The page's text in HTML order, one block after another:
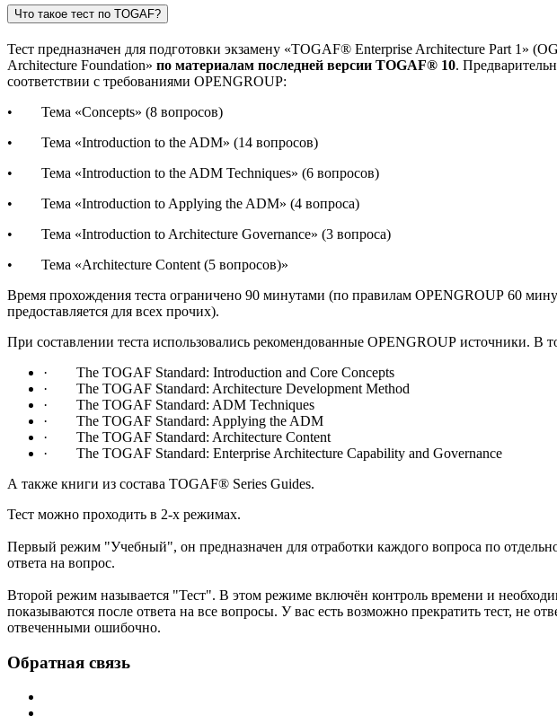
Что такое тест по TOGAF?
Тест предназначен для подготовки экзамену «TOGAF® Enterprise Architecture Part 1»
Architecture Foundation» по материалам последней версии TOGAF® 10.
соответствии с требованиями OPENGROUP:
• Тема «Concepts» (8 вопросов)
• Тема «Introduction to the ADM» (14 вопросов)
• Тема «Introduction to the ADM Techniques» (6 вопросов)
• Тема «Introduction to Applying the ADM» (4 вопроса)
• Тема «Introduction to Architecture Governance» (3 вопроса)
• Тема «Architecture Content (5 вопросов)»
Время прохождения теста ограничено 90 минутами (по правилам OPENGROUP 60
предоставляется для всех прочих).
При составлении теста использовались рекомендованные OPENGROUP источники. В
· The TOGAF Standard: Introduction and Core Concepts
· The TOGAF Standard: Architecture Development Method
· The TOGAF Standard: ADM Techniques
· The TOGAF Standard: Applying the ADM
· The TOGAF Standard: Architecture Content
· The TOGAF Standard: Enterprise Architecture Capability and Governance
А также книги из состава TOGAF® Series Guides.
Тест можно проходить в 2-х режимах.
Первый режим "Учебный", он предназначен для отработки каждого вопроса по
ответа на вопрос.
Второй режим называется "Тест". В этом режиме включён контроль времени и
показываются после ответа на все вопросы. У вас есть возможно прекратить тест, не
отвеченными ошибочно.
Обратная связь